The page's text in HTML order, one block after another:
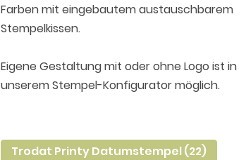
Farben mit eingebautem austauschbarem
Stempelkissen.
Eigene Gestaltung mit oder ohne Logo ist in
unserem Stempel-Konfigurator möglich.
Trodat Printy Datumstempel (22)